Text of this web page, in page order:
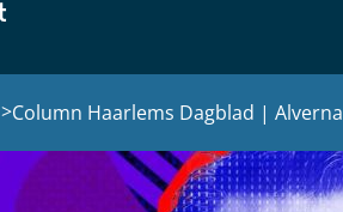
>Column Haarlems Dagblad | Alverna